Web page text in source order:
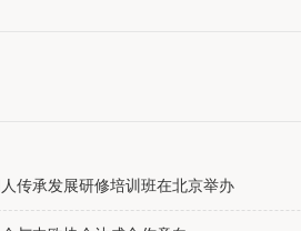
传承发展研修培训班在北京举办